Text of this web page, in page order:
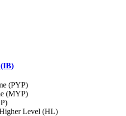
(PYP)
(MYP)
Level (HL)